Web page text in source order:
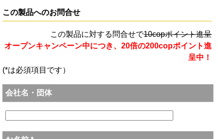
この製品へのお問合せ
この製品に対する問合せで10copポイント進呈
オープンキャンペーン中につき、20倍の200copポイント進
呈中！
(*は必須項目です）
会社名・団体